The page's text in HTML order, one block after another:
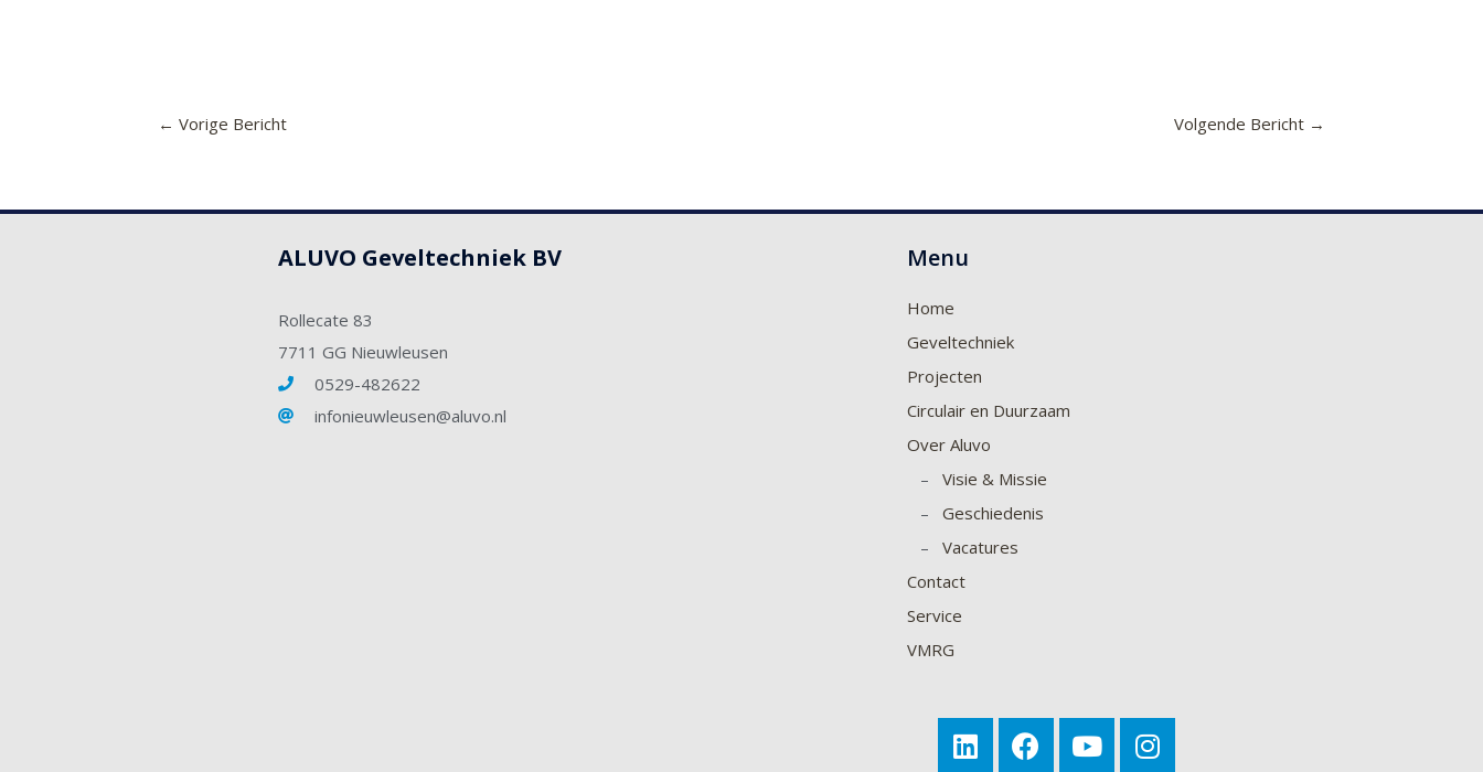
← Vorige Bericht Volgende Bericht →
ALUVO Geveltechniek BV
Rollecate 83
7711 GG Nieuwleusen
0529-482622
infonieuwleusen@aluvo.nl
Menu
Home
Geveltechniek
Projecten
Circulair en Duurzaam
Over Aluvo
– Visie & Missie
– Geschiedenis
– Vacatures
Contact
Service
VMRG